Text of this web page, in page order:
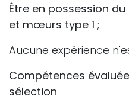
Être en possession
et mœurs type 1 ;
Aucune expérience
Compétences
sélection